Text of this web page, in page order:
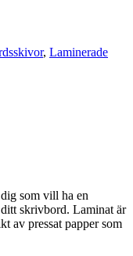
, Laminerade
som vill ha en
skrivbord. Laminat är
av pressat papper som